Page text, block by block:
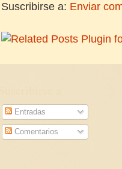
Suscribirse a: Enviar
Entradas
Comentarios